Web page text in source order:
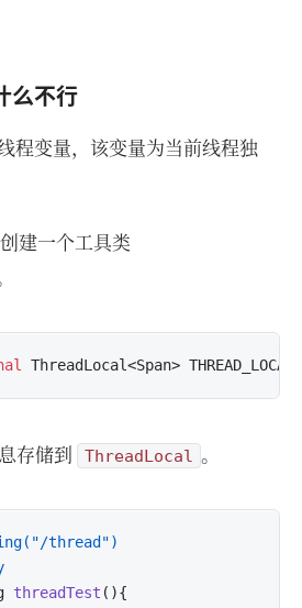
么不行
程变量，该变量为当前线程独
建一个工具类
ThreadLocal<Span>
存储到 ThreadLocal 。
thread")
threadTest (){